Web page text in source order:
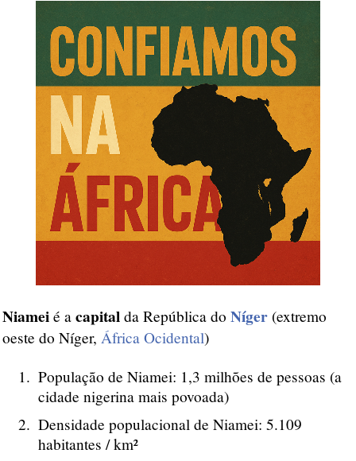
Niamei é a capital da República do Níger (extremo
oeste do Níger, África Ocidental)
População de Niamei: 1,3 milhões de pessoas (a
cidade nigerina mais povoada)
Densidade populacional de Niamei: 5.109
habitantes / km²